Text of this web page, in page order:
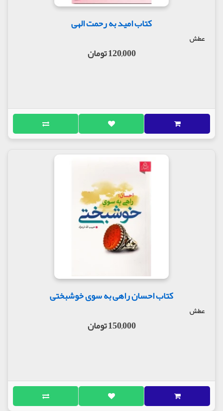
کتاب امید به رحمت الهی
عطش
120,000 تومان
کتاب احسان راهی به سوی خوشبختی
عطش
150,000 تومان